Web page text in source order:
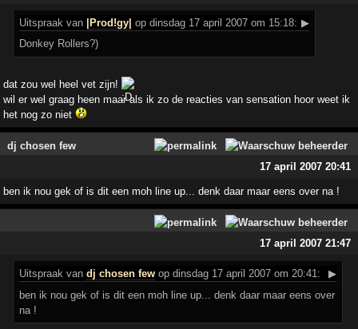
Uitspraak van |Prod!gy| op dinsdag 17 april 2007 om 15:18: ▶
Donkey Rollers?)
dat zou wel heel vet zijn!
wil er wel graag heen maar als ik zo de reacties van sensation hoor weet ik
het nog zo niet
dj chosen few
17 april 2007 20:41
ben ik nou gek of is dit een moh line up... denk daar maar eens over na !
17 april 2007 21:47
Uitspraak vandj chosen few op dinsdag 17 april 2007 om 20:41:
▶
ben ik nou gek of is dit een moh line up... denk daar maar eens over
na !